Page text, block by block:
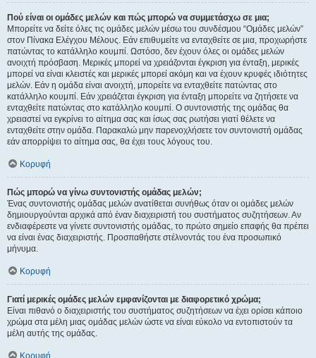
Πού είναι οι ομάδες μελών και πώς μπορώ να συμμετάσχω σε μια;
Μπορείτε να δείτε όλες τις ομάδες μελών μέσω του συνδέσμου “Ομάδες μελών”
στον Πίνακα Ελέγχου Μέλους. Εάν επιθυμείτε να ενταχθείτε σε μια, προχωρήστε
πατώντας το κατάλληλο κουμπί. Ωστόσο, δεν έχουν όλες οι ομάδες μελών
ανοιχτή πρόσβαση. Μερικές μπορεί να χρειάζονται έγκριση για ένταξη, μερικές
μπορεί να είναι κλειστές και μερικές μπορεί ακόμη και να έχουν κρυφές ιδιότητες
μελών. Εάν η ομάδα είναι ανοιχτή, μπορείτε να ενταχθείτε πατώντας στο
κατάλληλο κουμπί. Εάν χρειάζεται έγκριση για ένταξη μπορείτε να ζητήσετε να
ενταχθείτε πατώντας στο κατάλληλο κουμπί. Ο συντονιστής της ομάδας θα
χρειαστεί να εγκρίνει το αίτημα σας και ίσως σας ρωτήσει γιατί θέλετε να
ενταχθείτε στην ομάδα. Παρακαλώ μην παρενοχλήσετε τον συντονιστή ομάδας
εάν απορρίψει το αίτημα σας, θα έχει τους λόγους του.
Κορυφή
Πώς μπορώ να γίνω συντονιστής ομάδας μελών;
Ένας συντονιστής ομάδας μελών ανατίθεται συνήθως όταν οι ομάδες μελών
δημιουργούνται αρχικά από έναν διαχειριστή του συστήματος συζητήσεων. Αν
ενδιαφέρεστε να γίνετε συντονιστής ομάδας, το πρώτο σημείο επαφής θα πρέπει
να είναι ένας διαχειριστής. Προσπαθήστε στέλνοντάς του ένα προσωπικό
μήνυμα.
Κορυφή
Γιατί μερικές ομάδες μελών εμφανίζονται με διαφορετικό χρώμα;
Είναι πιθανό ο διαχειριστής του συστήματος συζητήσεων να έχει ορίσει κάποιο
χρώμα στα μέλη μιας ομάδας μελών ώστε να είναι εύκολο να εντοπιστούν τα
μέλη αυτής της ομάδας.
Κορυφή